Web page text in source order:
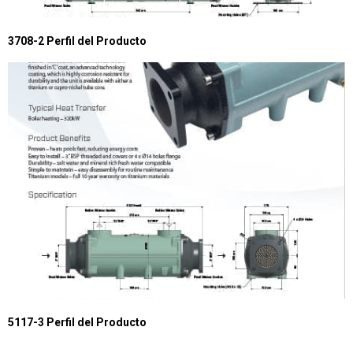
3708-2 Perfil del Producto
5117-3 Perfil del Producto